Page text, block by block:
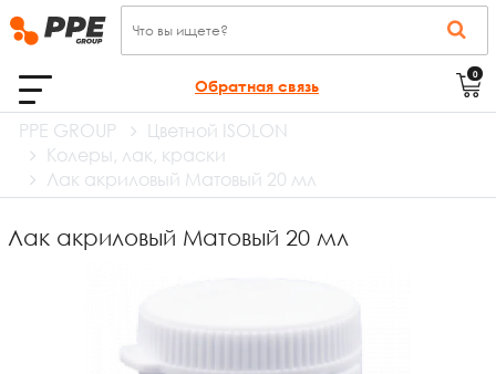
Обратная связь
0
PPE GROUP
Цветной ISOLON
Колеры, лак, краски
Лак акриловый Матовый 20 мл
Лак акриловый Матовый 20 мл